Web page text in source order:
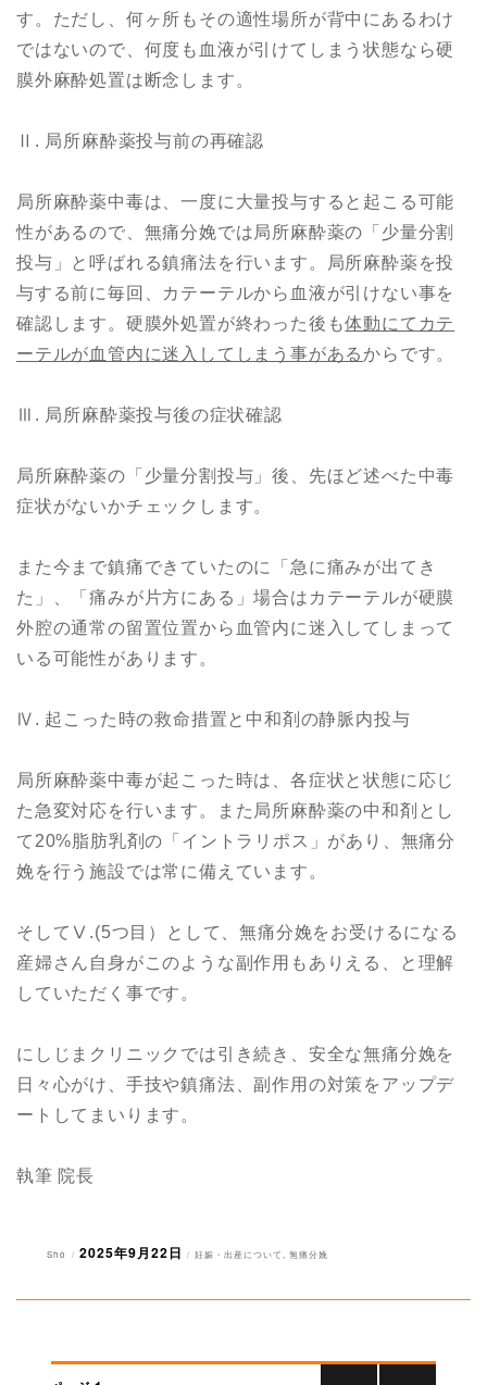
す。ただし、何ヶ所もその適性場所が背中にあるわけ
ではないので、何度も血液が引けてしまう状態なら硬
膜外麻酔処置は断念します。
Ⅱ. 局所麻酔薬投与前の再確認
局所麻酔薬中毒は、一度に大量投与すると起こる可能
性があるので、無痛分娩では局所麻酔薬の「少量分割
投与」と呼ばれる鎮痛法を行います。局所麻酔薬を投
与する前に毎回、カテーテルから血液が引けない事を
確認します。硬膜外処置が終わった後も体動にてカテ
ーテルが血管内に迷入してしまう事があるからです。
Ⅲ. 局所麻酔薬投与後の症状確認
局所麻酔薬の「少量分割投与」後、先ほど述べた中毒
症状がないかチェックします。
また今まで鎮痛できていたのに「急に痛みが出てき
た」、「痛みが片方にある」場合はカテーテルが硬膜
外腔の通常の留置位置から血管内に迷入してしまって
いる可能性があります。
Ⅳ. 起こった時の救命措置と中和剤の静脈内投与
局所麻酔薬中毒が起こった時は、各症状と状態に応じ
た急変対応を行います。また局所麻酔薬の中和剤とし
て20%脂肪乳剤の「イントラリポス」があり、無痛分
娩を行う施設では常に備えています。
そしてⅤ.(5つ目）として、無痛分娩をお受けるになる
産婦さん自身がこのような副作用もありえる、と理解
していただく事です。
にしじまクリニックでは引き続き、安全な無痛分娩を
日々心がけ、手技や鎮痛法、副作用の対策をアップデ
ートしてまいります。
執筆 院長
投
Sho
投
2025年9月22日
カ
妊娠・出産について 無痛分娩